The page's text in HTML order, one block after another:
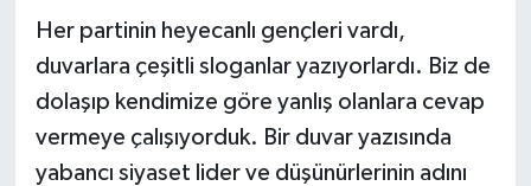
Her partinin heyecanlı gençleri vardı,
duvarlara çeşitli sloganlar yazıyorlardı. Biz de
dolaşıp kendimize göre yanlış olanlara cevap
vermeye çalışıyorduk. Bir duvar yazısında
yabancı siyaset lider ve düşünürlerinin adını